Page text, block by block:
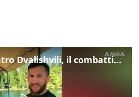
Zuckerberg contro Dvalishvili, il combattimento in mezzo a un lago